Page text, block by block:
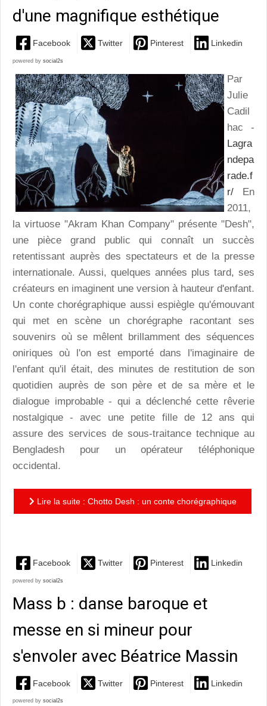
d'une magnifique esthétique
Facebook Twitter Pinterest Linkedin
powered by social2s
Par
Julie
Cadil
hac -
Lagra
ndepa
rade.f
r/ En
2011,
la virtuose "Akram Khan Company" présente "Desh",
une pièce grand public qui connaît un succès
retentissant auprès des spectateurs et de la presse
internationale. Aussi, quelques années plus tard, ses
créateurs en imaginent une version à hauteur d'enfant.
Un conte chorégraphique aussi espiègle qu'émouvant
qui met en scène un chorégraphe racontant ses
souvenirs où se mêlent brillamment des séquences
oniriques où l'on est emporté dans l'imaginaire de
l'enfant qu'il était, des minutes de restitution de son
quotidien auprès de son père et de sa mère et le
dialogue improbable - qui a déclenché cette rêverie
nostalgique - avec une petite fille de 12 ans qui
assure des services de sous-traitance technique au
Bengladesh pour un opérateur téléphonique
occidental.
Lire la suite : Chotto Desh : un conte chorégraphique
Facebook Twitter Pinterest Linkedin
powered by social2s
Mass b : danse baroque et
messe en si mineur pour
s'envoler avec Béatrice Massin
Facebook Twitter Pinterest Linkedin
powered by social2s